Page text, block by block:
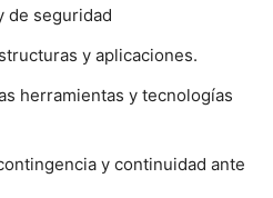
de seguridad
y aplicaciones.
herramientas y tecnologías
y continuidad ante